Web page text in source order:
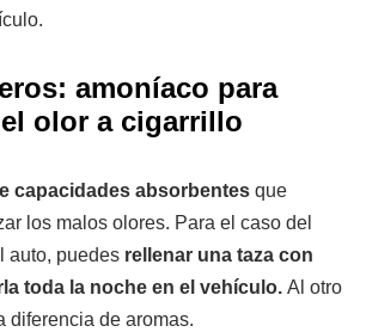
amoníaco para
olor a cigarrillo
capacidades absorbentes que
los malos olores. Para el caso del
auto, puedes rellenar una taza con
toda la noche en el vehículo. Al otro
diferencia de aromas.